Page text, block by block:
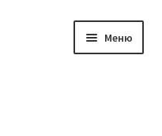
Меню